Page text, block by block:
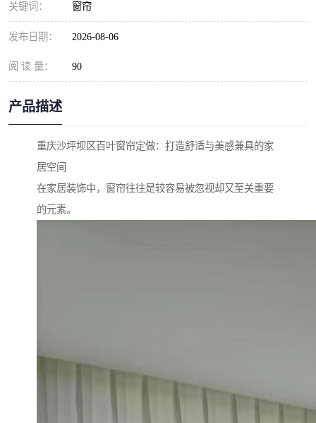
关键词： 窗帘
发布日期： 2026-08-06
阅 读 量： 90
产品描述
重庆沙坪坝区百叶窗帘定做：打造舒适与美感兼具的家
居空间
在家居装饰中，窗帘往往是较容易被忽视却又至关重要
的元素。